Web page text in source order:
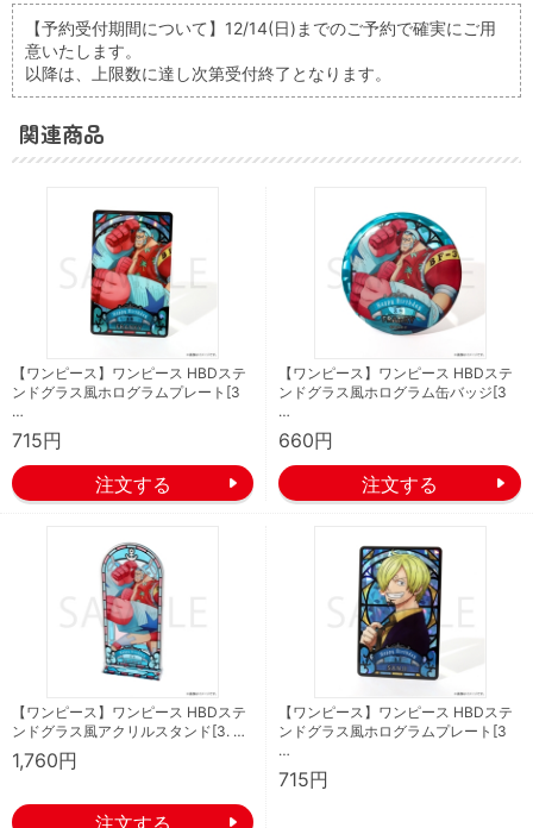
【予約受付期間について】12/14(日)までのご予約で確実にご用
意いたします。
以降は、上限数に達し次第受付終了となります。
関連商品
【ワンピース】ワンピース HBDステ
ンドグラス風ホログラムプレート[3
…
715円
【ワンピース】ワンピース HBDステ
ンドグラス風ホログラム缶バッジ[3
…
660円
【ワンピース】ワンピース HBDステ
ンドグラス風アクリルスタンド[3. …
1,760円
【ワンピース】ワンピース HBDステ
ンドグラス風ホログラムプレート[3
…
715円